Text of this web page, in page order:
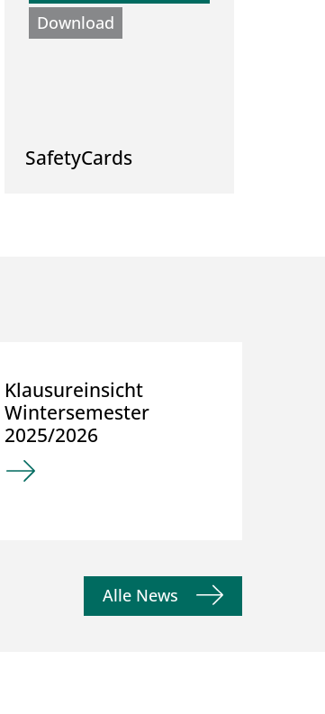
Download
SafetyCards
Klausureinsicht
Wintersemester
2025/2026
Alle News